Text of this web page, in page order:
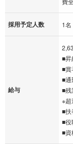
採用予定人数 1名
給与
■昇
■賞
■通
■残
※超
■扶
■役
■資